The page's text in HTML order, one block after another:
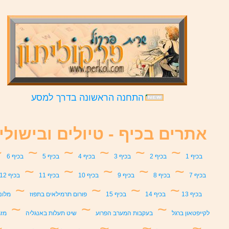
התחנה הראשונה בדרך למסע
אתרים בכיף - טיולים
בכיף 1 ~ בכיף 2 ~ בכיף 3 ~ בכיף 4 ~ בכיף 5 ~ בכיף 6
בכיף 7 ~ בכיף 8 ~ בכיף 9 ~ בכיף 10 ~ בכיף 11 ~ בכיף 12
בכיף 13 ~ בכיף 14 ~ בכיף 15 ~פורום תרמילאים בתפוז ~
לקייפטאון ברגל ~ בעקבות המערב הפרוע ~ שיט תעלות באנגליה ~